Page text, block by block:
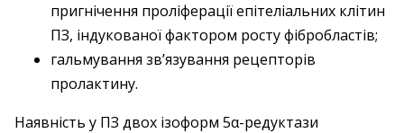
пригнічення проліферації епітеліальних клітин
ПЗ, індукованої фактором росту фібробластів;
гальмування зв’язування рецепторів
пролактину.
Наявність у ПЗ двох ізоформ 5α-редуктази